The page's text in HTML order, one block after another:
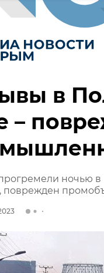
в
–
ночью в
поврежден